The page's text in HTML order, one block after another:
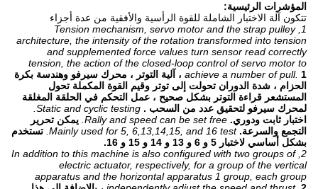
المؤشرات الرئيسية:
تتكون آلة الاختبار الشاملة للقوة الرأسية والأفقية من عدة أجزاء
1, Tension mechanism, servo motor and the strap pulley
architecture, the intensity of the rotation transformed into tension
and supplemented force values ​​turn sensor read correctly
tension, the action of the closed-loop control of servo motor to
achieve a number of pull. 1 ، آلية التوتر ، محرك سيرفو وهندسة بكرة
الحزام ، شدة الدوران تحولت إلى توتر وقيم القوة المكملة تحول
المستشعر قراءة التوتر بشكل صحيح ، عمل التحكم في الحلقة المغلقة
لمحرك سيرفو لتحقيق عدد من السحب . Static and cyclic testing.
اختبار ثابت ودوري. Rally and speed can be set free. يمكن تحرير
التجمع والسرعة. Mainly used for 5, 6,13,14,15, and 16 test. تستخدم
بشكل أساسي لاختبار 5 و 6 و 13 و 14 و 15 و 16.
2, In addition to this machine is also configured with two groups of
electric actuator, respectively, for a group of the vertical
apparatus and the horizontal apparatus 1 group, each group